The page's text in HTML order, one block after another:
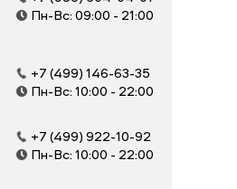
Пн-Вс: 09:00 - 21:00
+7 (499) 146-63-35
Пн-Вс: 10:00 - 22:00
+7 (499) 922-10-92
Пн-Вс: 10:00 - 22:00